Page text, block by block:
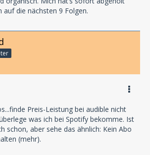
auf die nächsten 9 Folgen.
Preis-Leistung bei audible nicht
was ich bei Spotify bekomme. Ist
schon, aber sehe das ähnlich: Kein Abo
(mehr).